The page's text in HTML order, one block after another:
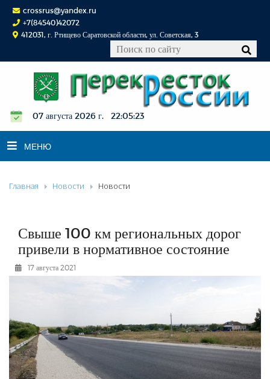
crossrus@yandex.ru
+7(84540)42072
412031, г. Ртищево Саратовской области, ул. Советская, 3
07 августа 2026 г. 22:05:24
МЕНЮ
НОВОСТИ
К СВЕДЕНИЮ
КОНКУРСЫ
ФОТОРЕПОРТАЖИ
КОНТАКТЫ
Главная Новости Новости
Свыше 100 км региональных дорог
привели в нормативное состояние
17 августа 2021